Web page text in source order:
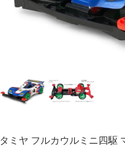
タミヤ フルカウルミニ四駆